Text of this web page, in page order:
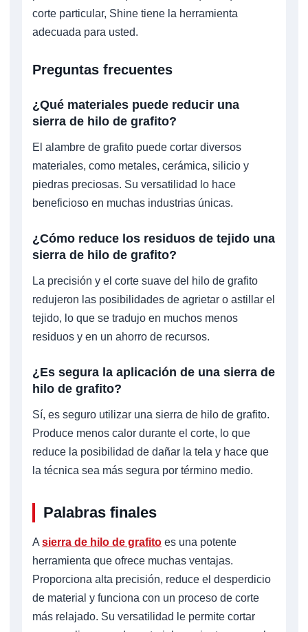
corte particular, Shine tiene la herramienta
adecuada para usted.
Preguntas frecuentes
¿Qué materiales puede reducir una
sierra de hilo de grafito?
El alambre de grafito puede cortar diversos
materiales, como metales, cerámica, silicio y
piedras preciosas. Su versatilidad lo hace
beneficioso en muchas industrias únicas.
¿Cómo reduce los residuos de tejido una
sierra de hilo de grafito?
La precisión y el corte suave del hilo de grafito
redujeron las posibilidades de agrietar o astillar el
tejido, lo que se tradujo en muchos menos
residuos y en un ahorro de recursos.
¿Es segura la aplicación de una sierra de
hilo de grafito?
Sí, es seguro utilizar una sierra de hilo de grafito.
Produce menos calor durante el corte, lo que
reduce la posibilidad de dañar la tela y hace que
la técnica sea más segura por término medio.
Palabras finales
A sierra de hilo de grafito es una potente
herramienta que ofrece muchas ventajas.
Proporciona alta precisión, reduce el desperdicio
de material y funciona con un proceso de corte
más relajado. Su versatilidad le permite cortar